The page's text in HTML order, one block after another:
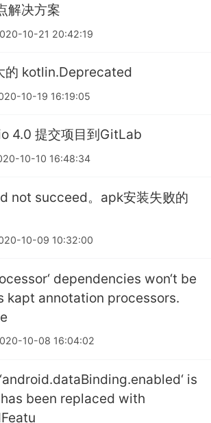
解决方案
10-21 20:42:19
的 kotlin.Deprecated
10-19 16:19:05
4.0 提交项目到GitLab
10-10 16:48:34
not succeed。apk安装失败的
10-09 10:32:00
dependencies won‘t be
kapt annotation processors.
10-08 16:04:02
is
been replaced with